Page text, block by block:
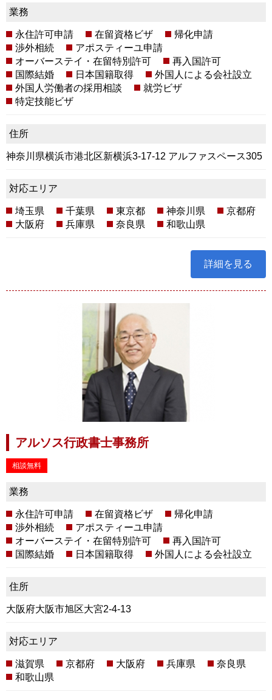
業務
永住許可申請 在留資格ビザ
帰化申請
渉外相続
アポスティーユ申請
オーバーステイ・在留特別許可
再入国許可
国際結婚
日本国籍取得
外国人による会社設立
外国人労働者の採用相談
就労ビザ
特定技能ビザ
住所
神奈川県横浜市港北区新横浜3-17-12 アルファスペース305
対応エリア
埼玉県 千葉県 東京都 神奈川県
京都府
大阪府
兵庫県 奈良県 和歌山県
詳細を見る
アルソス行政書士事務所
相談無料
業務
永住許可申請 在留資格ビザ
帰化申請
渉外相続
アポスティーユ申請
オーバーステイ・在留特別許可
再入国許可
国際結婚
日本国籍取得 外国人による会社設立
住所
大阪府大阪市旭区大宮2-4-13
対応エリア
滋賀県 京都府 大阪府 兵庫県
奈良県
和歌山県